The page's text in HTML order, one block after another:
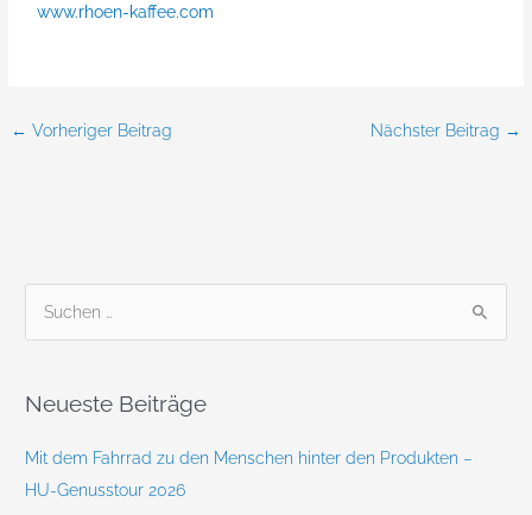
www.rhoen-kaffee.com
← Vorheriger Beitrag Nächster Beitrag →
hNeueste Beiträge
Mit dem Fahrrad zu den Menschen hinter den Produkten –
HU-Genusstour 2026